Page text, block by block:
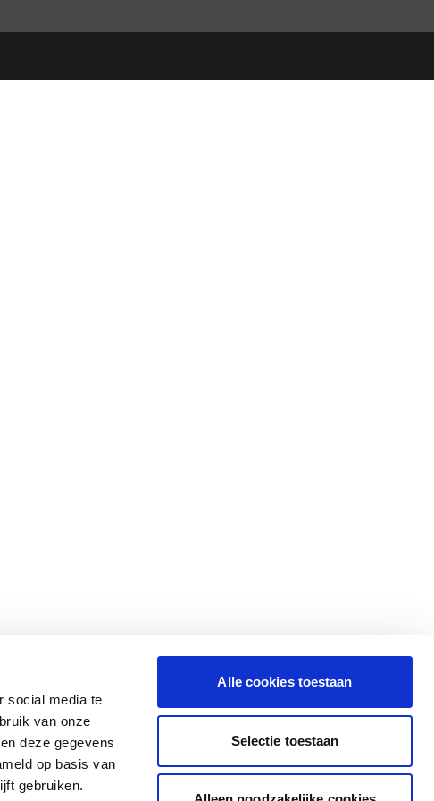
social media te
van onze
deze gegevens
op basis van
gebruiken.
Alle cookies toestaan
Selectie toestaan